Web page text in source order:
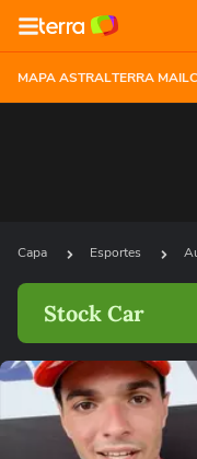
MAPA ASTRALTERRA MAIL
Capa Esportes
Stock Car
Ops!
Não foi